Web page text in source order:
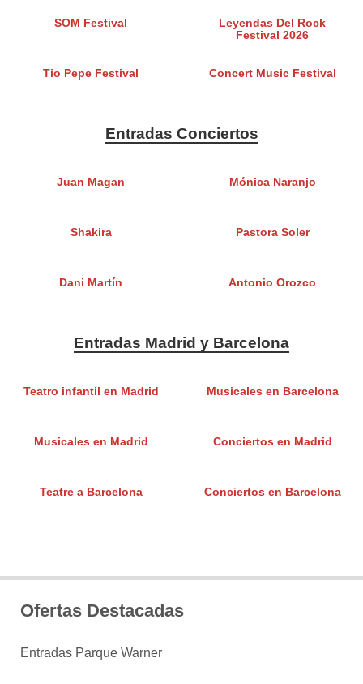
SOM Festival
Leyendas Del Rock
Festival 2026
Tio Pepe Festival Concert Music Festival
Entradas Conciertos
Juan Magan Mónica Naranjo
Shakira Pastora Soler
Dani Martín Antonio Orozco
Entradas Madrid y Barcelona
Teatro infantil en Madrid Musicales en Barcelona
Musicales en Madrid Conciertos en Madrid
Teatre a Barcelona Conciertos en Barcelona
Ofertas Destacadas
Entradas Parque Warner